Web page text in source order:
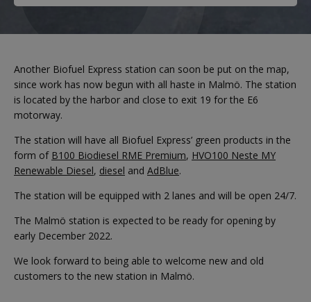
Another Biofuel Express station can soon be put on the map,
since work has now begun with all haste in Malmö. The station
is located by the harbor and close to exit 19 for the E6
motorway.
The station will have all Biofuel Express’ green products in the
form of B100 Biodiesel RME Premium, HVO100 Neste MY
Renewable Diesel, diesel and AdBlue.
The station will be equipped with 2 lanes and will be open 24/7.
The Malmö station is expected to be ready for opening by
early December 2022.
We look forward to being able to welcome new and old
customers to the new station in Malmö.